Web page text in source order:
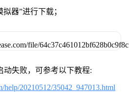
器”进行下载；
动失败，可参考以下教程:
help/20210512/35042_947013.html